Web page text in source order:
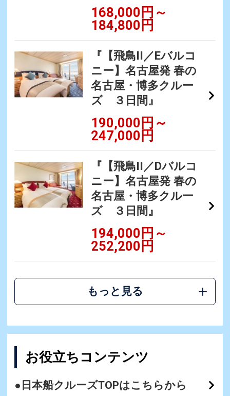
168,000円～
184,800円
『【飛鳥II／Eバルコ
ニー】名古屋発 春の
名古屋・博多クルー
ズ ３日間』
190,000円～
247,000円
『【飛鳥II／Dバルコ
ニー】名古屋発 春の
名古屋・博多クルー
ズ ３日間』
194,000円～
252,200円
もっと見る
お役立ちコンテンツ
●日本船クルーズTOPはこちらから